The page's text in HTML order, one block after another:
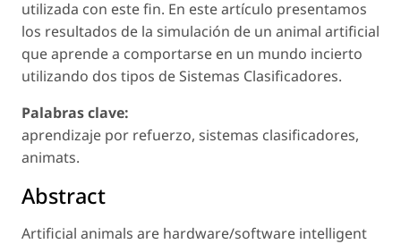
utilizada con este fin. En este artículo presentamos
los resultados de la simulación de un animal artificial
que aprende a comportarse en un mundo incierto
utilizando dos tipos de Sistemas Clasificadores.
Palabras clave:
aprendizaje por refuerzo, sistemas clasificadores,
animats.
Abstract
Artificial animals are hardware/software intelligent